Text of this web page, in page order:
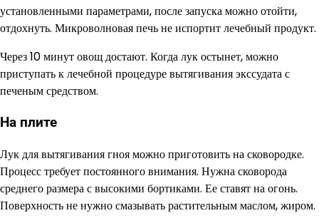
установленными параметрами, после запуска можно отойти,
отдохнуть. Микроволновая печь не испортит лечебный продукт.
Через 10 минут овощ достают. Когда лук остынет, можно
приступать к лечебной процедуре вытягивания экссудата с
печеным средством.
На плите
Лук для вытягивания гноя можно приготовить на сковородке.
Процесс требует постоянного внимания. Нужна сковорода
среднего размера с высокими бортиками. Ее ставят на огонь.
Поверхность не нужно смазывать растительным маслом, жиром.